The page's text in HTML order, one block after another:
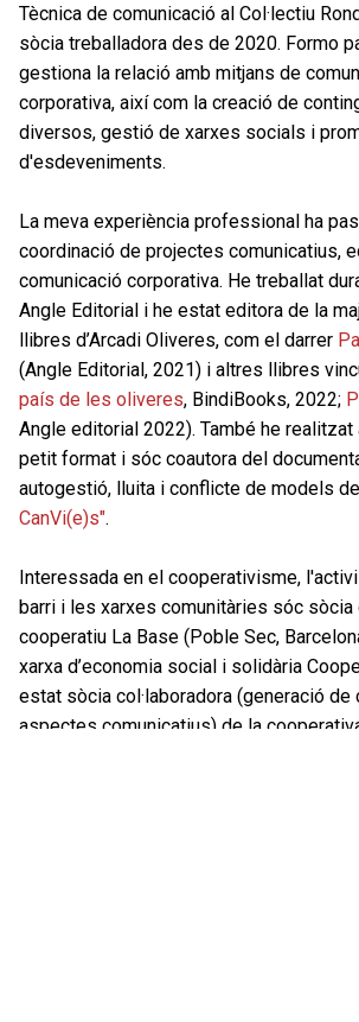
Tècnica de comunicació al Col·lectiu
sòcia treballadora des de 2020. Formo
gestiona la relació amb mitjans de
corporativa, així com la creació de
diversos, gestió de xarxes socials i
d'esdeveniments.
La meva experiència professional ha
coordinació de projectes comunicatius,
comunicació corporativa. He treballat
Angle Editorial i he estat editora de la
llibres d’Arcadi Oliveres, com el darrer
(Angle Editorial, 2021) i altres llibres
país de les oliveres, BindiBooks, 2022;
Angle editorial 2022). També he
petit format i sóc coautora del
autogestió, lluita i conflicte de models
CanVi(e)s".
Interessada en el cooperativisme,
barri i les xarxes comunitàries sóc sòcia
cooperatiu La Base (Poble Sec,
xarxa d’economia social i solidària
estat sòcia col·laboradora (generació de
aspectes comunicatius) de la